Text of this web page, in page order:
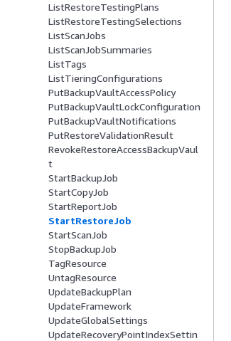
ListRestoreTestingPlans
ListRestoreTestingSelections
ListScanJobs
ListScanJobSummaries
ListTags
ListTieringConfigurations
PutBackupVaultAccessPolicy
PutBackupVaultLockConfiguration
PutBackupVaultNotifications
PutRestoreValidationResult
RevokeRestoreAccessBackupVaul
t
StartBackupJob
StartCopyJob
StartReportJob
StartRestoreJob
StartScanJob
StopBackupJob
TagResource
UntagResource
UpdateBackupPlan
UpdateFramework
UpdateGlobalSettings
UpdateRecoveryPointIndexSettin